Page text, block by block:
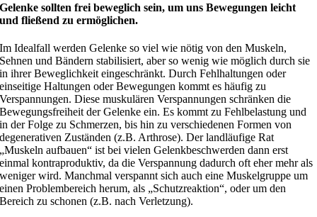
Gelenke sollten frei beweglich sein, um uns Bewegungen leicht
und fließend zu ermöglichen.
Im Idealfall werden Gelenke so viel wie nötig von den Muskeln,
Sehnen und Bändern stabilisiert, aber so wenig wie möglich durch sie
in ihrer Beweglichkeit eingeschränkt. Durch Fehlhaltungen oder
einseitige Haltungen oder Bewegungen kommt es häufig zu
Verspannungen. Diese muskulären Verspannungen schränken die
Bewegungsfreiheit der Gelenke ein. Es kommt zu Fehlbelastung und
in der Folge zu Schmerzen, bis hin zu verschiedenen Formen von
degenerativen Zuständen (z.B. Arthrose). Der landläufige Rat
„Muskeln aufbauen“ ist bei vielen Gelenkbeschwerden dann erst
einmal kontraproduktiv, da die Verspannung dadurch oft eher mehr als
weniger wird. Manchmal verspannt sich auch eine Muskelgruppe um
einen Problembereich herum, als „Schutzreaktion“, oder um den
Bereich zu schonen (z.B. nach Verletzung).